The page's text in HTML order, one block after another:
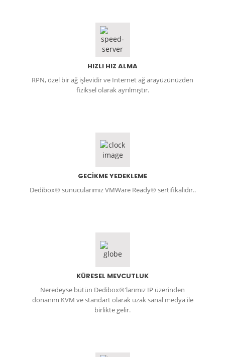
HIZLI HIZ ALMA
RPN, özel bir ağ işlevidir ve Internet ağ arayüzünüzden
fiziksel olarak ayrılmıştır.
GECİKME YEDEKLEME
Dedibox® sunucularımız VMWare Ready® sertifikalıdır..
KÜRESEL MEVCUTLUK
Neredeyse bütün Dedibox®'larımız IP üzerinden
donanım KVM ve standart olarak uzak sanal medya ile
birlikte gelir.